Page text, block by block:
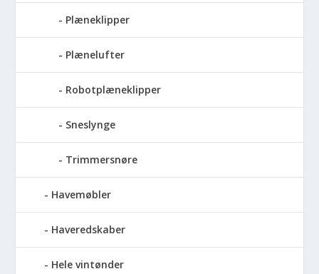
Plæneklipper
Plænelufter
Robotplæneklipper
Sneslynge
Trimmersnøre
Havemøbler
Haveredskaber
Hele vintønder